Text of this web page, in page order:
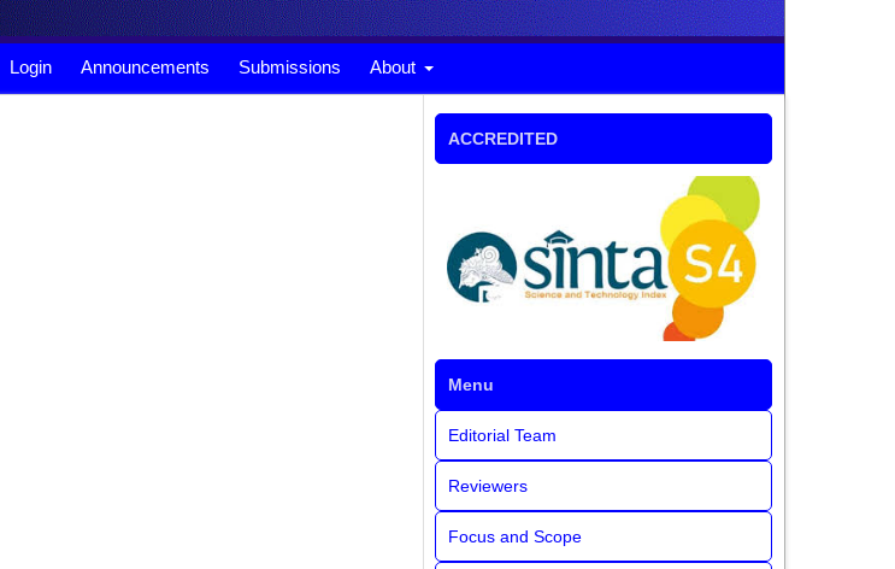
Login Announcements Submissions About
ACCREDITED
Menu
Editorial Team
Reviewers
Focus and Scope